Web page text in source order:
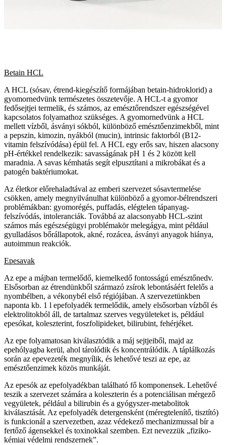
Betain HCL
A HCL (sósav, étrend-kiegészítő formájában betain-hidroklorid) a
gyomornedvünk természetes összetevője. A HCL-t a gyomor
fedősejtjei termelik, és számos, az emésztőrendszer egészségével
kapcsolatos folyamathoz szükséges. A gyomornedvünk a HCL
mellett vízből, ásványi sókból, különböző emésztőenzimekből, mint
a pepszin, kimozin, nyákból (mucin), intrinsic faktorból (B12-
vitamin felszívódása) épül fel. A HCL egy erős sav, hiszen alacsony
pH-értékkel rendelkezik: savasságának pH 1 és 2 között kell
maradnia. A savas kémhatás segít elpusztítani a mikrobákat és a
patogén baktériumokat.
Az életkor előrehaladtával az emberi szervezet sósavtermelése
csökken, amely megnyilvánulhat különböző a gyomor-bélrendszeri
problémákban: gyomorégés, puffadás, elégtelen tápanyag-
felszívódás, intoleranciák. Továbbá az alacsonyabb HCL-szint
számos más egészségügyi problémakör melegágya, mint például
gyulladásos bőrállapotok, akné, rozácea, ásványi anyagok hiánya,
autoimmun reakciók.
Epesavak
Az epe a májban termelődő, kiemelkedő fontosságú emésztőnedv.
Elsősorban az étrendünkből származó zsírok lebontásáért felelős a
nyombélben, a vékonybél első régiójában. A szervezetünkben
naponta kb. 1 l epefolyadék termelődik, amely elsősorban vízből és
elektrolitokból áll, de tartalmaz szerves vegyületeket is, például
epesókat, koleszterint, foszfolipideket, bilirubint, fehérjéket.
Az epe folyamatosan kiválasztódik a máj sejtjeiből, majd az
epehólyagba kerül, ahol tárolódik és koncentrálódik. A táplálkozás
során az epevezeték megnyílik, és lehetővé teszi az epe, az
emésztőenzimek közös munkáját.
Az epesók az epefolyadékban található fő komponensek. Lehetővé
teszik a szervezet számára a koleszterin és a potenciálisan mérgező
vegyületek, például a bilirubin és a gyógyszer-metabolitok
kiválasztását. Az epefolyadék detergensként (méregtelenítő, tisztító)
is funkcionál a szervezetben, azaz védekező mechanizmussal bír a
fertőző ágensekkel és toxinokkal szemben. Ezt nevezzük „fiziko-
kémiai védelmi rendszernek”.